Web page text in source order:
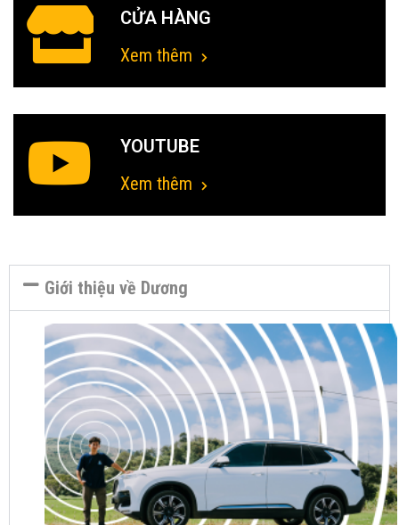
CỬA HÀNG
Xem thêm
YOUTUBE
Xem thêm
Giới thiệu về Dương